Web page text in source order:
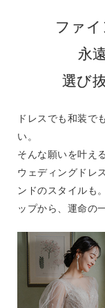
ファイ
永
選び
ドレスでも和装で
い。
そんな願いを叶え
ウェディングドレ
ンドのスタイルも
ップから、運命の